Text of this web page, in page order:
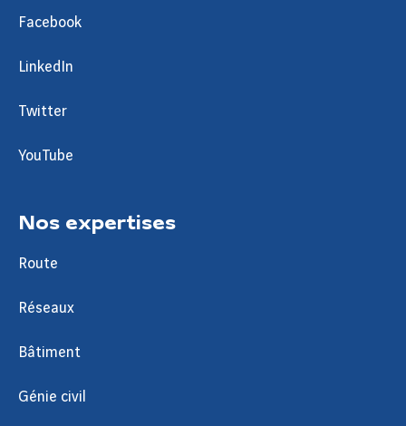
Facebook
LinkedIn
Twitter
YouTube
Nos expertises
Route
Réseaux
Bâtiment
Génie civil